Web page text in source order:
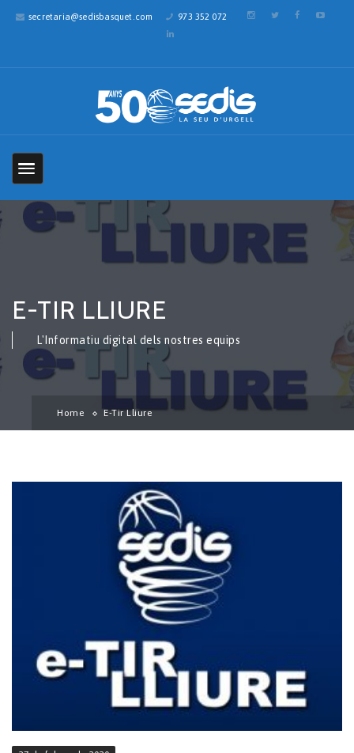
secretaria@sedisbasquet.com 973 352 072
E-TIR LLIURE
L'Informatiu digital dels nostres equips
Home E-Tir Lliure